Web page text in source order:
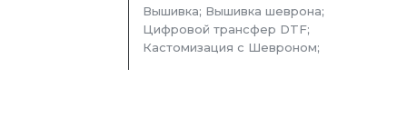
Вышивка; Вышивка шеврона;
Цифровой трансфер DTF;
Кастомизация с Шевроном;